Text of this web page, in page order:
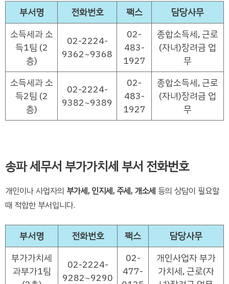
부서명 전화번호 팩스
담당사무
소득세과 소
득1팀 (2
층)
02-2224-
9362~9368
02-
483-
1927
종합소득세, 근로
(자녀)장려금 업
무
소득세과 소
득2팀 (2
층)
02-2224-
9382~9389
02-
483-
1927
종합소득세, 근로
(자녀)장려금 업
무
송파 세무서 부가가치세 부서 전화번호
개인이나 사업자의 부가세, 인지세, 주세, 개소세 등의 상담이 필요할
때 적합한 부서입니다.
부서명 전화번호 팩스
담당사무
부가가치세
과부가1팀
02-2224-
9282~9290
02-
477-
개인사업자 부가
가치세, 근로(자